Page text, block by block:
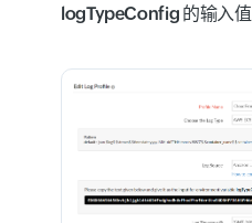
logTypeConfig 的输入值